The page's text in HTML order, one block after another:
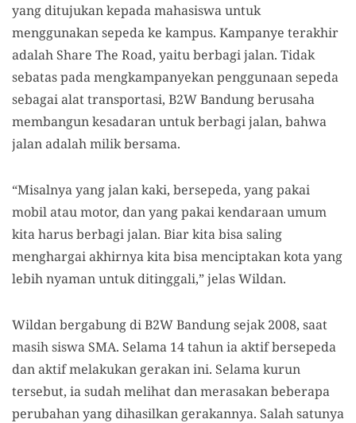
yang ditujukan kepada mahasiswa untuk
menggunakan sepeda ke kampus. Kampanye terakhir
adalah Share The Road, yaitu berbagi jalan. Tidak
sebatas pada mengkampanyekan penggunaan sepeda
sebagai alat transportasi, B2W Bandung berusaha
membangun kesadaran untuk berbagi jalan, bahwa
jalan adalah milik bersama.
“Misalnya yang jalan kaki, bersepeda, yang pakai
mobil atau motor, dan yang pakai kendaraan umum
kita harus berbagi jalan. Biar kita bisa saling
menghargai akhirnya kita bisa menciptakan kota yang
lebih nyaman untuk ditinggali,” jelas Wildan.
Wildan bergabung di B2W Bandung sejak 2008, saat
masih siswa SMA. Selama 14 tahun ia aktif bersepeda
dan aktif melakukan gerakan ini. Selama kurun
tersebut, ia sudah melihat dan merasakan beberapa
perubahan yang dihasilkan gerakannya. Salah satunya